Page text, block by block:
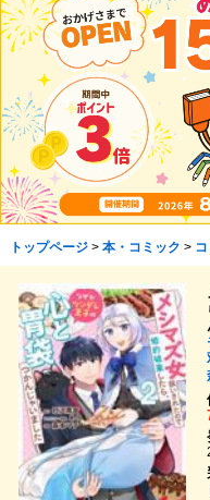
トップページ> 本・コミック >